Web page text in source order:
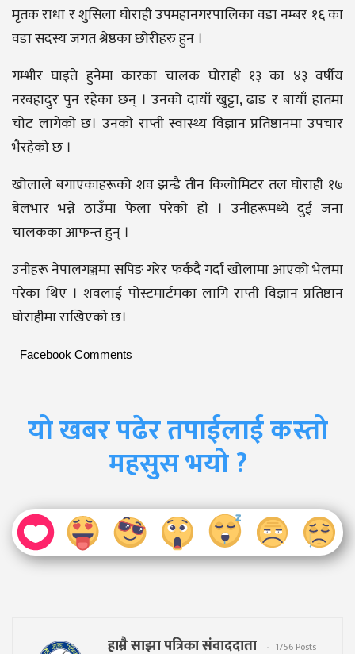
मृतक राधा र शुसिला घोराही उपमहानगरपालिका वडा नम्बर १६ का
वडा सदस्य जगत श्रेष्ठका छोरीहरु हुन ।
गम्भीर घाइते हुनेमा कारका चालक घोराही १३ का ४३ वर्षीय
नरबहादुर पुन रहेका छन् । उनको दायाँ खुट्टा, ढाड र बायाँ हातमा
चोट लागेको छ। उनकाे राप्ती स्वास्थ्य विज्ञान प्रतिष्ठानमा उपचार
भैरहेको छ ।
खोलाले बगाएकाहरूको शव झन्डै तीन किलोमिटर तल घोराही १७
बेलभार भन्ने ठाउँमा फेला परेकाे हाे । उनीहरूमध्ये दुई जना
चालकका आफन्त हुन् ।
उनीहरू नेपालगञ्जमा सपिङ गरेर फर्कंदै गर्दा खोलामा आएको भेलमा
परेका थिए । शवलाई पोस्टमार्टमका लागि राप्ती विज्ञान प्रतिष्ठान
घोराहीमा राखिएको छ।
Facebook Comments
यो खबर पढेर तपाईलाई कस्तो
महसुस भयो ?
हाम्रै साझा पत्रिका संवाददाता 1756 Posts